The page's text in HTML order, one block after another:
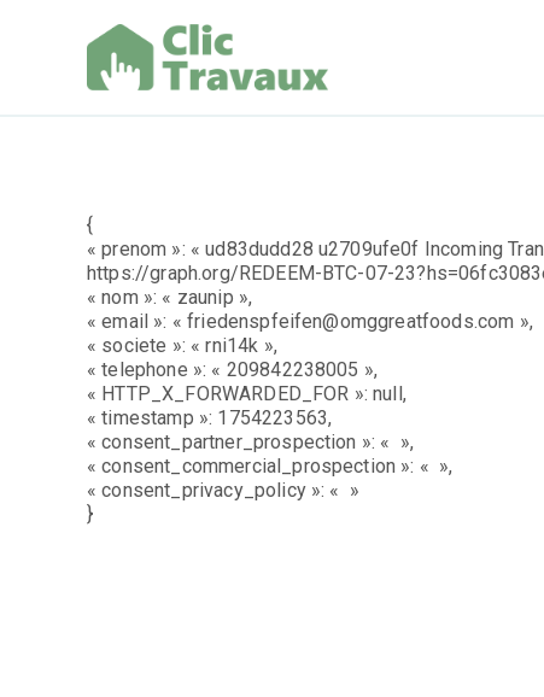
{
« prenom »: « ud83dudd28 u2709ufe0f Incoming
https://graph.org/REDEEM-BTC-07-
« nom »: « zaunip »,
« email »: « friedenspfeifen@omggreatfoods.com »,
« societe »: « rni14k »,
« telephone »: « 209842238005 »,
« HTTP_X_FORWARDED_FOR »: null,
« timestamp »: 1754223563,
« consent_partner_prospection »: « »,
« consent_commercial_prospection »: « »,
« consent_privacy_policy »: « »
}